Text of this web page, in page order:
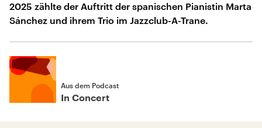
2025 zählte der Auftritt der spanischen Pianistin Marta
Sánchez und ihrem Trio im Jazzclub-A-Trane.
Aus dem Podcast
In Concert